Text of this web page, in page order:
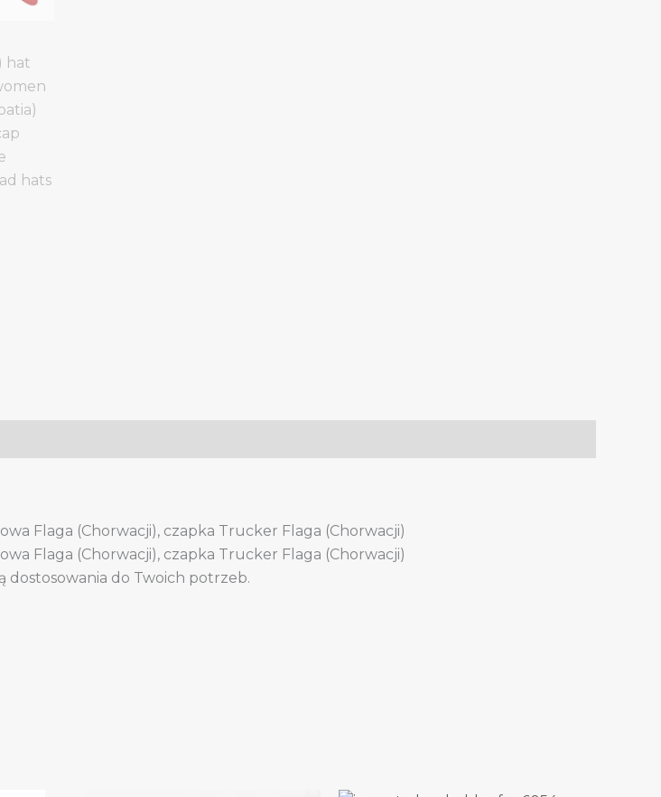
Flaga (Chorwacji), czapka Trucker Flaga (Chorwacji)
Flaga (Chorwacji), czapka Trucker Flaga (Chorwacji)
dostosowania do Twoich potrzeb.